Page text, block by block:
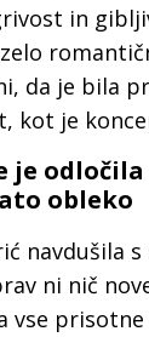
in
da je bila
kot je
je odločila
obleko
navdušila s
ni nič
vse